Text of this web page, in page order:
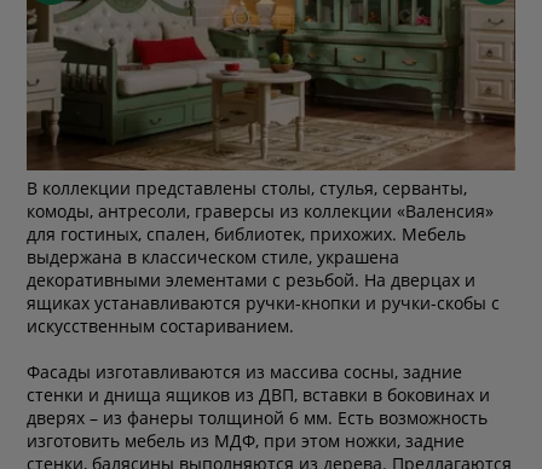
В коллекции представлены столы, стулья, серванты,
комоды, антресоли, граверсы из коллекции «Валенсия»
для гостиных, спален, библиотек, прихожих. Мебель
выдержана в классическом стиле, украшена
декоративными элементами с резьбой. На дверцах и
ящиках устанавливаются ручки-кнопки и ручки-скобы с
искусственным состариванием.
Фасады изготавливаются из массива сосны, задние
стенки и днища ящиков из ДВП, вставки в боковинах и
дверях – из фанеры толщиной 6 мм. Есть возможность
изготовить мебель из МДФ, при этом ножки, задние
стенки, балясины выполняются из дерева. Предлагаются